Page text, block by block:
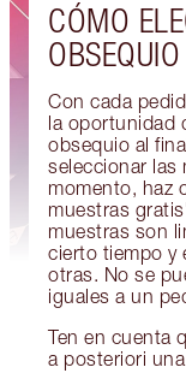
CÓMO
OBSEQUIO
Con cada
la oportunidad
obsequio al
seleccionar las
momento, haz
muestras
muestras son
cierto tiempo y
otras. No se
iguales a un
Ten en cuenta
a posteriori